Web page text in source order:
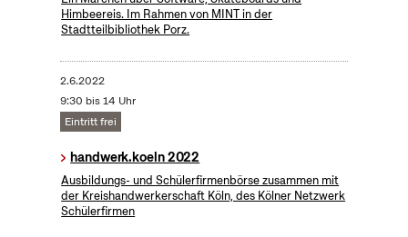
Himbeereis. Im Rahmen von MINT in der
Stadtteilbibliothek Porz.
2.6.2022
9:30 bis 14 Uhr
Eintritt frei
handwerk.koeln 2022
Ausbildungs- und Schülerfirmenbörse zusammen mit
der Kreishandwerkerschaft Köln, des Kölner Netzwerk
Schülerfirmen